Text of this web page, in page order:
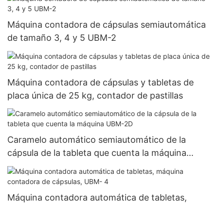
polvo completamente automática Njp-3800D
Máquina contadora de cápsulas semiautomática
de tamaño 3, 4 y 5 UBM-2
Máquina contadora de cápsulas y tabletas de
placa única de 25 kg, contador de pastillas
Caramelo automático semiautomático de la
cápsula de la tableta que cuenta la máquina
UBM-2D
Máquina contadora automática de tabletas,